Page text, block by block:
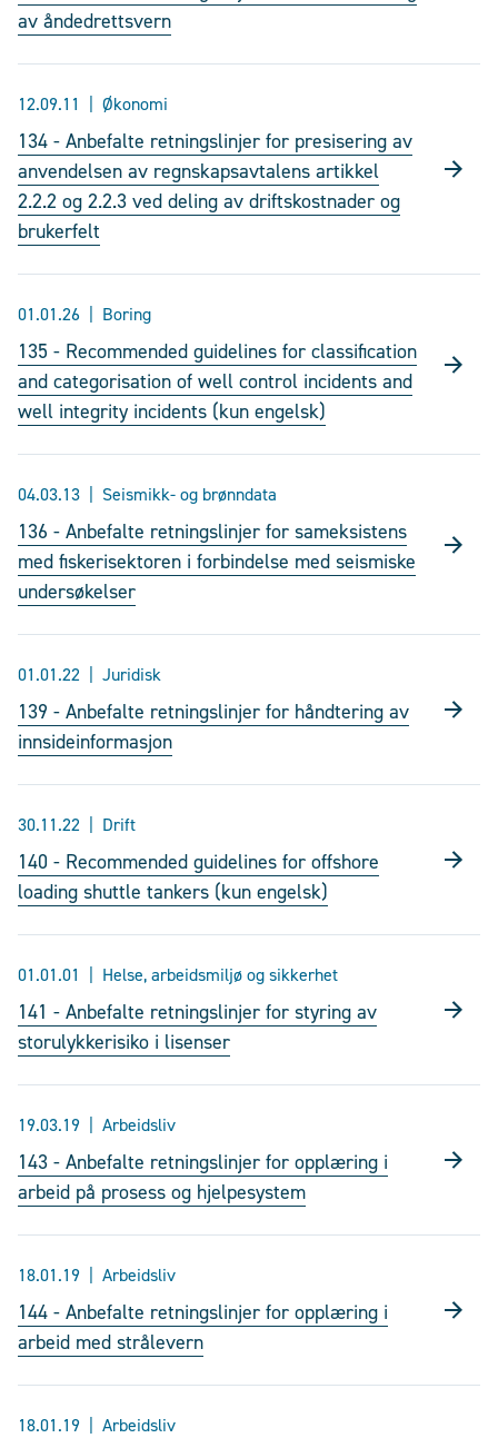
av åndedrettsvern
12.09.11 Økonomi
134 - Anbefalte retningslinjer for presisering av
anvendelsen av regnskapsavtalens artikkel
2.2.2 og 2.2.3 ved deling av driftskostnader og
brukerfelt
01.01.26 Boring
135 - Recommended guidelines for classification
and categorisation of well control incidents and
well integrity incidents (kun engelsk)
04.03.13 Seismikk- og brønndata
136 - Anbefalte retningslinjer for sameksistens
med fiskerisektoren i forbindelse med seismiske
undersøkelser
01.01.22 Juridisk
139 - Anbefalte retningslinjer for håndtering av
innsideinformasjon
30.11.22 Drift
140 - Recommended guidelines for offshore
loading shuttle tankers (kun engelsk)
01.01.01 Helse, arbeidsmiljø og sikkerhet
141 - Anbefalte retningslinjer for styring av
storulykkerisiko i lisenser
19.03.19 Arbeidsliv
143 - Anbefalte retningslinjer for opplæring i
arbeid på prosess og hjelpesystem
18.01.19 Arbeidsliv
144 - Anbefalte retningslinjer for opplæring i
arbeid med strålevern
18.01.19 Arbeidsliv